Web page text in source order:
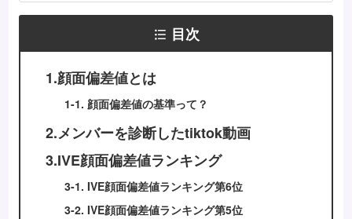
目次
1.顔面偏差値とは
1-1. 顔面偏差値の基準って？
2.メンバーを診断したtiktok動画
3.IVE顔面偏差値ランキング
3-1. IVE顔面偏差値ランキング第6位
3-2. IVE顔面偏差値ランキング第5位